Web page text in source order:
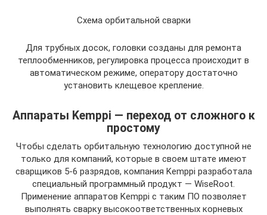
Схема орбитальной сварки
Для трубных досок, головки созданы для ремонта
теплообменников, регулировка процесса происходит в
автоматическом режиме, оператору достаточно
установить клещевое крепление.
Аппараты Kemppi — переход от сложного к
простому
Чтобы сделать орбитальную технологию доступной не
только для компаний, которые в своем штате имеют
сварщиков 5-6 разрядов, компания Kemppi разработала
специальный программный продукт — WiseRoot.
Применение аппаратов Kemppi с таким ПО позволяет
выполнять сварку высокоответственных корневых